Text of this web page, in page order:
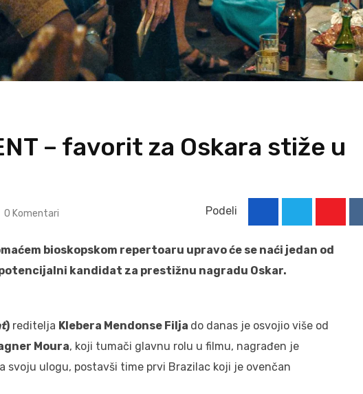
– favorit za Oskara stiže u
0 Komentari Podeli
bioskopskom repertoaru upravo će se naći jedan od
kandidat za prestižnu nagradu Oskar.
) reditelja Klebera Mendonse Filja do danas je osvojio više od
Moura, koji tumači glavnu rolu u filmu, nagrađen je
svoju ulogu, postavši time prvi Brazilac koji je ovenčan